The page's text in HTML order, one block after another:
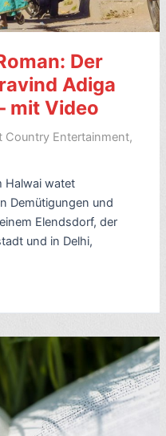
Der
Adiga
mit Video
Country Entertainment,
Halwai watet
Demütigungen und
Elendsdorf, der
und in Delhi,